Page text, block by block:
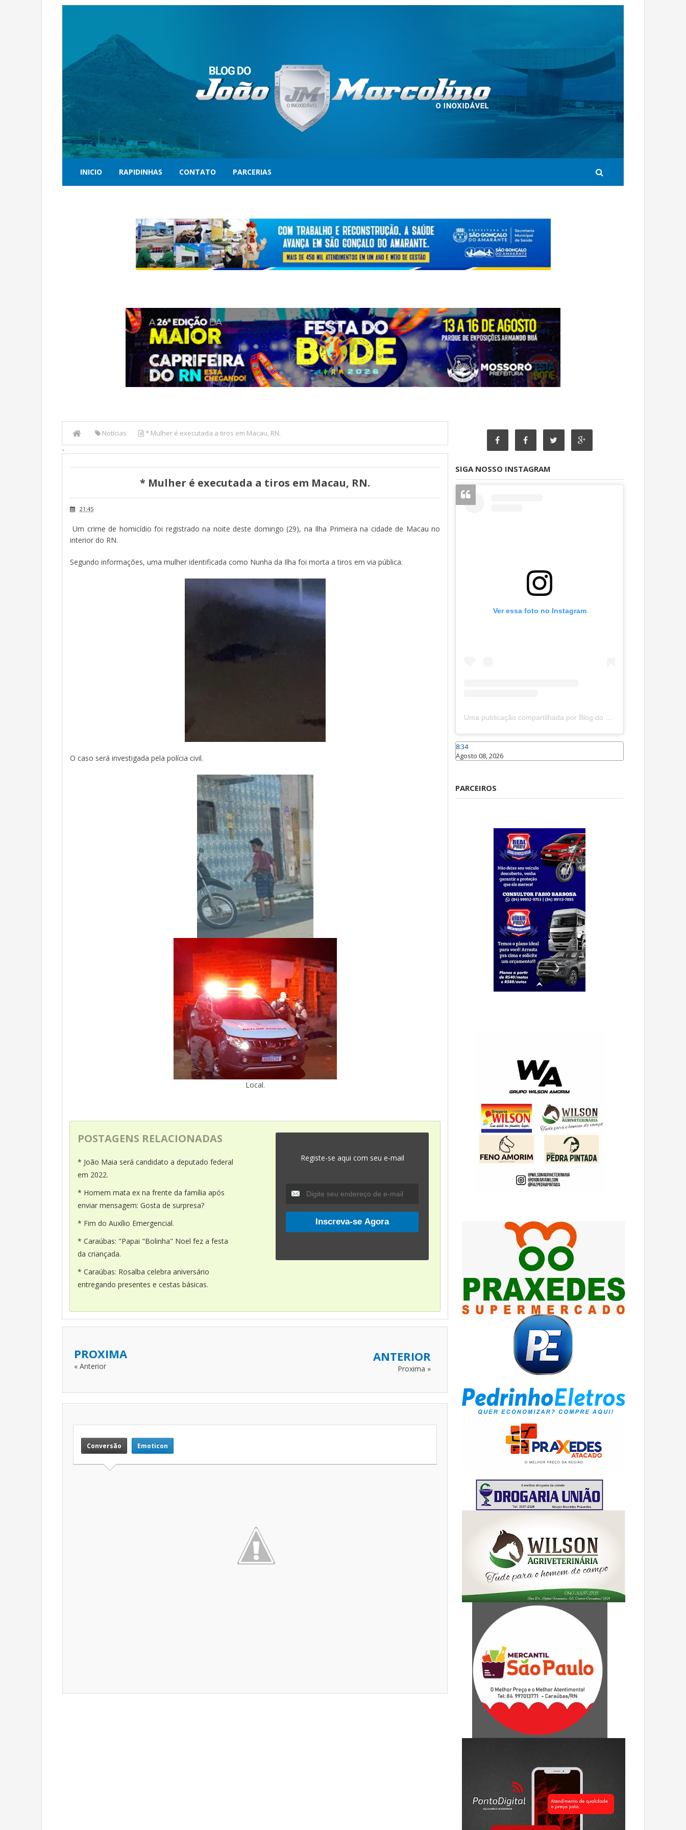
INICIO RAPIDINHAS CONTATO PARCERIAS
Notícias
* Mulher é executada a tiros em Macau, RN.
-
* Mulher é executada a tiros em Macau, RN.
21:45
Um crime de homicídio foi registrado na noite deste domingo (29), na Ilha Primeira na cidade de Macau no
interior do RN.
Segundo informações, uma mulher identificada como Nunha da Ilha foi morta a tiros em via pública.
O caso será investigada pela polícia civil.
Local.
POSTAGENS RELACIONADAS
* João Maia será candidato a deputado federal
em 2022.
* Homem mata ex na frente da família após
enviar mensagem: Gosta de surpresa?
* Fim do Auxílio Emergencial.
* Caraúbas: "Papai "Bolinha" Noel fez a festa
da criançada.
* Caraúbas: Rosalba celebra aniversário
entregando presentes e cestas básicas.
Registe-se aqui com seu e-mail
PROXIMA
« Anterior
ANTERIOR
Proxima »
Conversão Emoticon
SIGA NOSSO INSTAGRAM
Ver essa foto no Instagram
Uma publicação compartilhada por Blog do João Marcolino (@joaomarcolinoneto)
8:34
Agosto 08, 2026
PARCEIROS